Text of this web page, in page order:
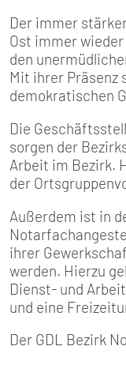
Der immer
Ost immer
den
Mit ihrer Präsenz
demokratischen
Die
sorgen der
Arbeit im Bezirk.
der
Außerdem ist in
ihrer
werden. Hierzu
Dienst- und
und eine
Der GDL Bezirk